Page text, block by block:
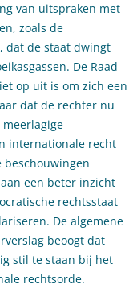
van uitspraken met
zoals de
dat de staat dwingt
De Raad
op uit is om zich een
dat de rechter nu
internationale recht
een beter inzicht
rechtsstaat
De algemene
beoogt dat
stil te staan bij het
rechtsorde.